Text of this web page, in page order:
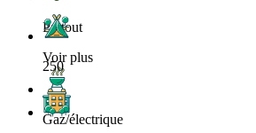
Partout
Voir plus
Gaz/électrique
250